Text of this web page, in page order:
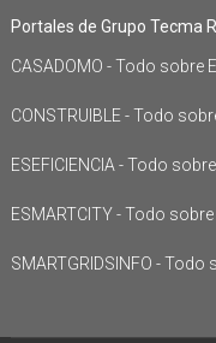
Portales de Grupo Tecma
CASADOMO - Todo sobre
CONSTRUIBLE - Todo
ESEFICIENCIA - Todo
ESMARTCITY - Todo
SMARTGRIDSINFO -